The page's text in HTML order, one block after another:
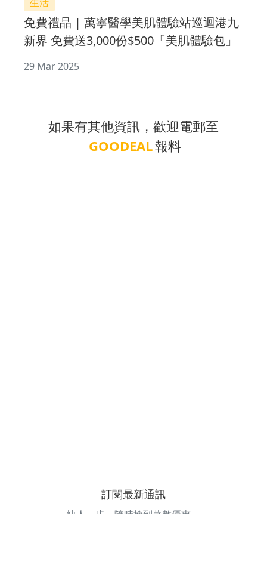
免費禮品 | 萬寧醫學美肌體驗站巡迴港九
新界 免費送3,000份$500「美肌體驗包」
29 Mar 2025
如果有其他資訊，歡迎電郵至
GOODEAL報料
訂閱最新通訊
快人一步，隨時搶到著數優惠。